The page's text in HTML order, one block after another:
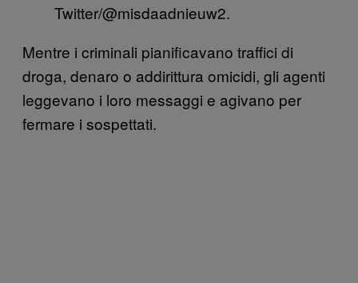
Twitter/@misdaadnieuw2.
Mentre i criminali pianificavano traffici di
droga, denaro o addirittura omicidi, gli agenti
leggevano i loro messaggi e agivano per
fermare i sospettati.